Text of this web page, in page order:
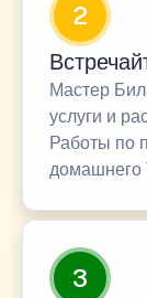
2
Мастер
услуги и
Работы по
домашнего
3